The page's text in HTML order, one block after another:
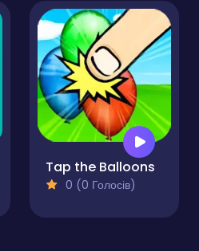
Tap the Balloons
0 (0 Голосів)